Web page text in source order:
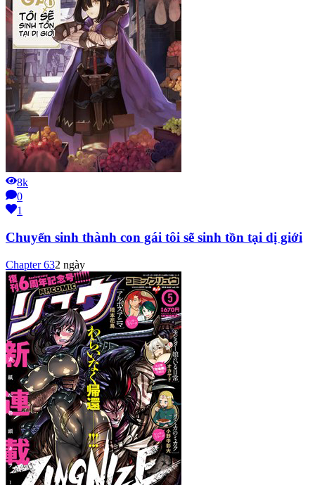
8k
0
1
Chuyển sinh thành con gái tôi sẽ sinh tồn tại dị giới
Chapter632 ngày